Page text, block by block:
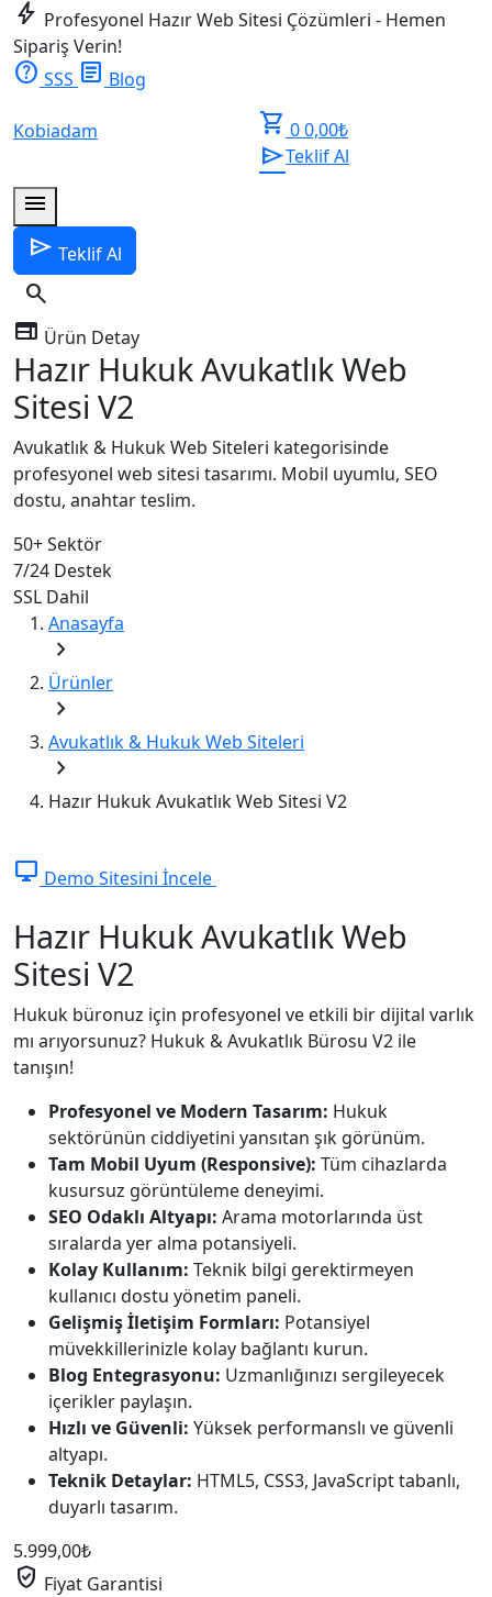
bolt Profesyonel Hazır Web Sitesi Çözümleri - Hemen
Sipariş Verin!
help SSS article Blog
Kobiadam shopping_cart 00,00₺
sendTeklif Al
menu
send Teklif Al
search
web Ürün Detay
Hazır Hukuk Avukatlık Web
Sitesi V2
Avukatlık & Hukuk Web Siteleri kategorisinde
profesyonel web sitesi tasarımı. Mobil uyumlu, SEO
dostu, anahtar teslim.
50+Sektör
7/24 Destek
SSL Dahil
Anasayfa
chevron_right
Ürünler
chevron_right
Avukatlık & Hukuk Web Siteleri
chevron_right
Hazır Hukuk Avukatlık Web Sitesi V2
desktop_windows Demo Sitesini İncele
Hazır Hukuk Avukatlık Web
Sitesi V2
Hukuk büronuz için profesyonel ve etkili bir dijital varlık
mı arıyorsunuz? Hukuk & Avukatlık Bürosu V2 ile
tanışın!
Profesyonel ve Modern Tasarım: Hukuk
sektörünün ciddiyetini yansıtan şık görünüm.
Tam Mobil Uyum (Responsive): Tüm cihazlarda
kusursuz görüntüleme deneyimi.
SEO Odaklı Altyapı: Arama motorlarında üst
sıralarda yer alma potansiyeli.
Kolay Kullanım: Teknik bilgi gerektirmeyen
kullanıcı dostu yönetim paneli.
Gelişmiş İletişim Formları: Potansiyel
müvekkillerinizle kolay bağlantı kurun.
Blog Entegrasyonu: Uzmanlığınızı sergileyecek
içerikler paylaşın.
Hızlı ve Güvenli: Yüksek performanslı ve güvenli
altyapı.
Teknik Detaylar: HTML5, CSS3, JavaScript tabanlı,
duyarlı tasarım.
5.999,00₺
verified_user Fiyat Garantisi